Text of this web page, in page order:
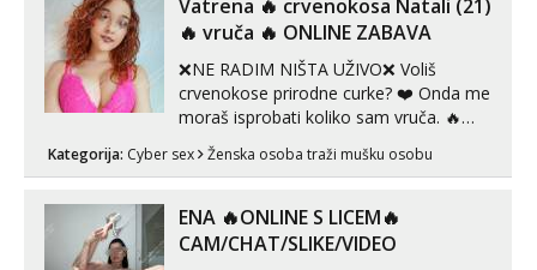
Vatrena ‎️‍🔥 crvenokosa Natali (21)
‎️‍🔥 vruča‎ ️‍🔥 ONLINE ZABAVA
❌NE RADIM NIŠTA UŽIVO❌ Voliš
crvenokose prirodne curke? ❤️ Onda me
moraš isprobati koliko sam vruča.‎ ️‍🔥
MLADA vražica koja ima 100%
prorodne grudi, 💦 Misli su mi uvijek
U mojoj raznolikoj ponudi možeš
pranaći nešto po svojoj mjeri. Sexi videa
Kategorija: Cyber sex Ženska osoba traži mušku osobu
ENA 🔥ONLINE S LICEM🔥
CAM/CHAT/SLIKE/VIDEO